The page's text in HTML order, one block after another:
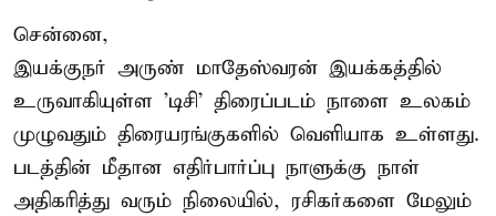
சென்னை,
இயக்குநர் அருண் மாதேஸ்வரன் இயக்கத்தில்
உருவாகியுள்ள 'டிசி' திரைப்படம் நாளை உலகம்
முழுவதும் திரையரங்குகளில் வெளியாக உள்ளது.
படத்தின் மீதான எதிர்பார்ப்பு நாளுக்கு நாள்
அதிகரித்து வரும் நிலையில், ரசிகர்களை மேலும்